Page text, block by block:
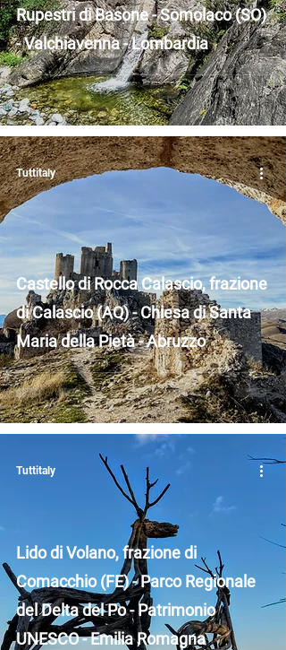
Rupestri di Basone - Somolaco (SO)
- Valchiavenna - Lombardia
Castello di Rocca Calascio, frazione
di Calascio (AQ) - Chiesa di Santa
Maria della Pietà - Abruzzo
Tuttitaly
Lido di Volano, frazione di
Comacchio (FE) - Parco Regionale
del Delta del Po - Patrimonio
UNESCO - Emilia Romagna
Tuttitaly